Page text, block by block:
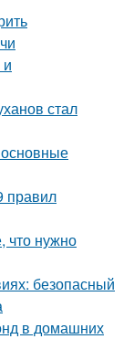
стал
основные
правил
что нужно
безопасный
в домашних